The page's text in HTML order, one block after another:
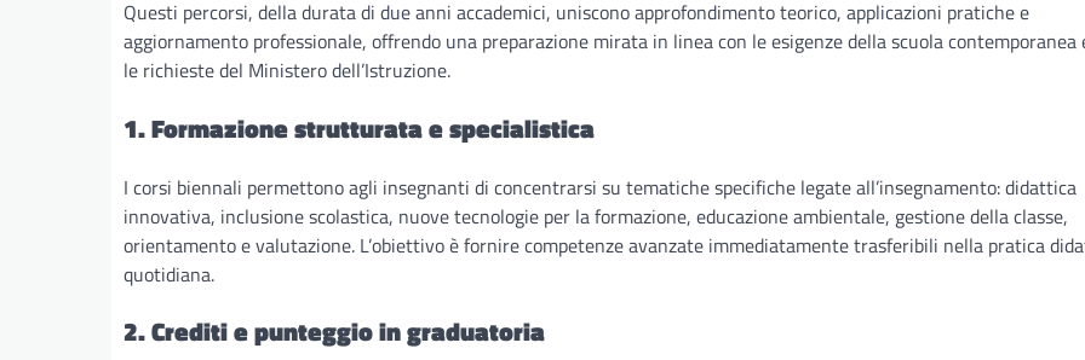
Questi percorsi, della durata di due anni accademici, uniscono approfondimento teorico, applicazioni pratiche e
aggiornamento professionale, offrendo una preparazione mirata in linea con le esigenze della scuola contemporanea
le richieste del Ministero dell’Istruzione.
1. Formazione strutturata e specialistica
I corsi biennali permettono agli insegnanti di concentrarsi su tematiche specifiche legate all’insegnamento: didattica
innovativa, inclusione scolastica, nuove tecnologie per la formazione, educazione ambientale, gestione della classe,
orientamento e valutazione. L’obiettivo è fornire competenze avanzate immediatamente trasferibili nella pratica
quotidiana.
2. Crediti e punteggio in graduatoria